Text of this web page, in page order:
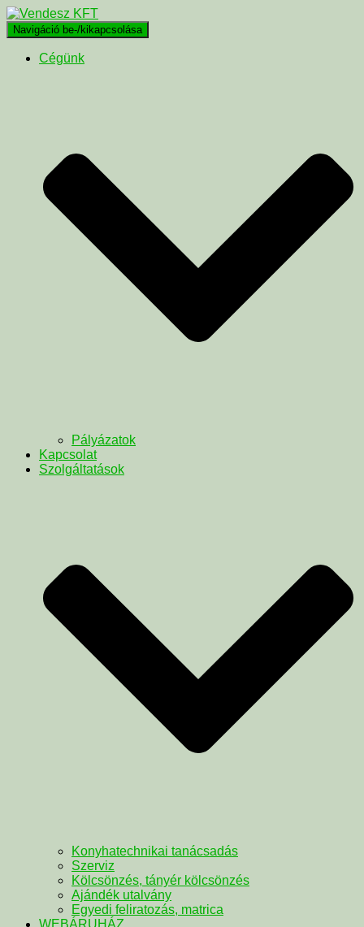
Navigáció be-/kikapcsolása
Cégünk
Pályázatok
Kapcsolat
Szolgáltatások
Konyhatechnikai tanácsadás
Szerviz
Kölcsönzés, tányér kölcsönzés
Ajándék utalvány
Egyedi feliratozás, matrica
WEBÁRUHÁZ